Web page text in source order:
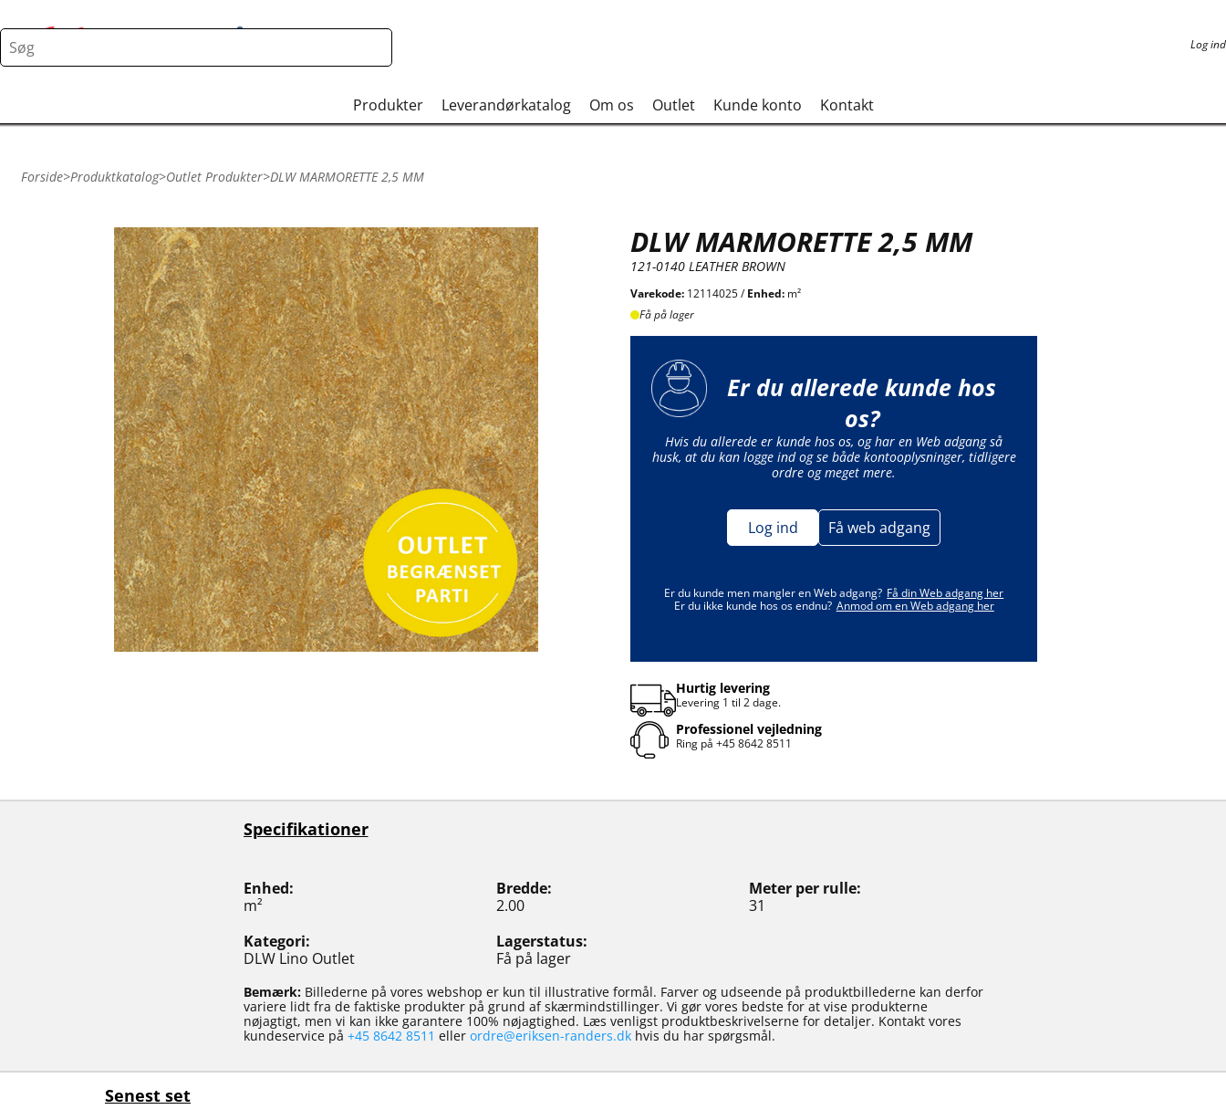
Log ind
Produkter Leverandørkatalog Om os Outlet Kunde konto Kontakt
Forside>Produktkatalog>Outlet Produkter>DLW MARMORETTE 2,5 MM
DLW MARMORETTE 2,5 MM
121-0140 LEATHER BROWN
Varekode: 12114025 /Enhed: m²
Få på lager
Er du allerede kunde hos
os?
Hvis du allerede er kunde hos os, og har en Web adgang så
husk, at du kan logge ind og se både kontooplysninger, tidligere
ordre og meget mere.
Log ind Få web adgang
Er du kunde men mangler en Web adgang? Få din Web adgang her
Er du ikke kunde hos os endnu? Anmod om en Web adgang her
Hurtig levering
Levering 1 til 2 dage.
Professionel vejledning
Ring på+45 8642 8511
Specifikationer
Enhed
m²
Bredde
2.00
Meter per rulle
31
Kategori
DLW Lino Outlet
Lagerstatus
Få på lager
Bemærk:Billederne på vores webshop er kun til illustrative formål. Farver og udseende på produktbillederne kan derfor
variere lidt fra de faktiske produkter på grund af skærmindstillinger. Vi gør vores bedste for at vise produkterne
nøjagtigt, men vi kan ikke garantere 100% nøjagtighed. Læs venligst produktbeskrivelserne for detaljer. Kontakt vores
kundeservice på +45 8642 8511 eller ordre@eriksen-randers.dkhvis du har spørgsmål.
Senest set